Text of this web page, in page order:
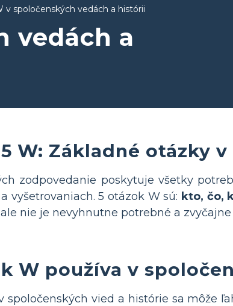
v spoločenských vedách a histórii
vedách a
W: Základné otázky
zodpovedanie poskytuje všetky
vyšetrovaniach. 5 otázok W sú: kto, čo,
ale nie je nevyhnutne potrebné a
W používa v
spoločenských vied a histórie sa môže